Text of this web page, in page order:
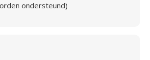
ondersteund)